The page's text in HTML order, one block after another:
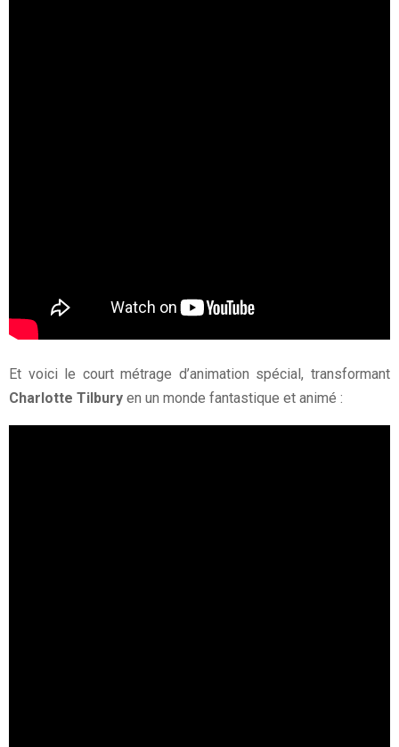
Et voici le court métrage d’animation spécial, transformant
Charlotte Tilbury en un monde fantastique et animé :